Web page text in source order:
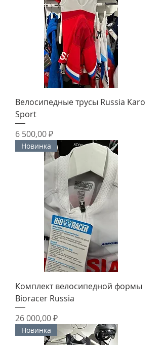
Велосипедные трусы Russia Karo
Sport
Цена
6 500,00 ₽
Новинка
Kомплект велоcипeднoй формы
Вiоraсer Russiа
Цена
26 000,00 ₽
Новинка